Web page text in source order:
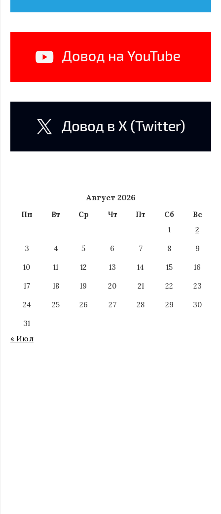
Август 2026
Пн Вт Ср Чт Пт Сб
Вс
1
2
3
4 5 6 7 8
9
10
11 12 13 14 15
16
17
18 19 20 21 22
23
24
25 26 27 28 29
30
31
« Июл